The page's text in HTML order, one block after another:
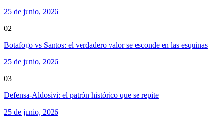
25 de junio, 2026
02
Botafogo vs Santos: el verdadero valor se esconde en las esquinas
25 de junio, 2026
03
Defensa-Aldosivi: el patrón histórico que se repite
25 de junio, 2026